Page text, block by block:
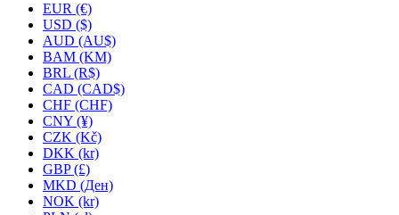
EUR (€)
USD ($)
AUD (AU$)
BAM (KM)
BRL (R$)
CAD (CAD$)
CHF (CHF)
CNY (¥)
CZK (Kč)
DKK (kr)
GBP (£)
MKD (Ден)
NOK (kr)